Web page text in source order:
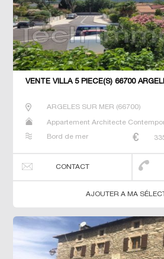
VENTE VILLA 5 PIÈCE(S) 66700
ARGELES SUR MER (66700)
Appartement Architecte
Bord de mer
CONTACT
AJOUTER A MA